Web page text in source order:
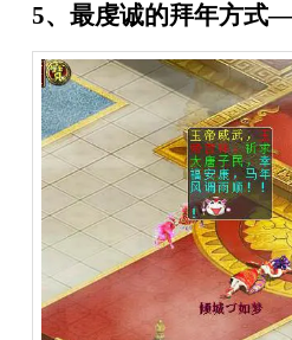
5、最虔诚的拜年方式